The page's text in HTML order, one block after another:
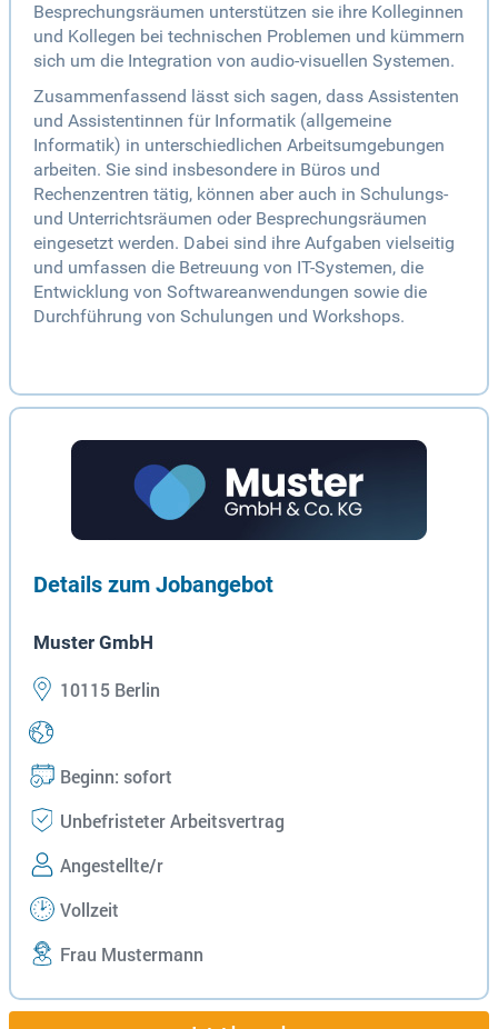
Besprechungsräumen unterstützen sie ihre Kolleginnen
und Kollegen bei technischen Problemen und kümmern
sich um die Integration von audio-visuellen Systemen.
Zusammenfassend lässt sich sagen, dass Assistenten
und Assistentinnen für Informatik (allgemeine
Informatik) in unterschiedlichen Arbeitsumgebungen
arbeiten. Sie sind insbesondere in Büros und
Rechenzentren tätig, können aber auch in Schulungs-
und Unterrichtsräumen oder Besprechungsräumen
eingesetzt werden. Dabei sind ihre Aufgaben vielseitig
und umfassen die Betreuung von IT-Systemen, die
Entwicklung von Softwareanwendungen sowie die
Durchführung von Schulungen und Workshops.
Details zum Jobangebot
Muster GmbH
10115 Berlin
Beginn: sofort
Unbefristeter Arbeitsvertrag
Angestellte/r
Vollzeit
Frau Mustermann